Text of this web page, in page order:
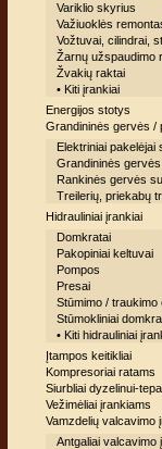
Variklio skyrius
Važiuoklės
Vožtuvai, cilindrai,
Žarnų užspaudimo
Žvakių raktai
• Kiti įrankiai
Energijos stotys
Grandininės gervės /
Elektriniai pakelėjai
Grandininės gervės
Rankinės gervės
Treilerių, priekabų
Hidrauliniai įrankiai
Domkratai
Pakopiniai keltuvai
Pompos
Presai
Stūmimo / traukimo
Stūmokliniai
• Kiti hidrauliniai
Įtampos keitikliai
Kompresoriai ratams
Siurbliai dyzelinui-
Vežimėliai įrankiams
Vamzdelių valcavimo
Antgaliai valcavimo